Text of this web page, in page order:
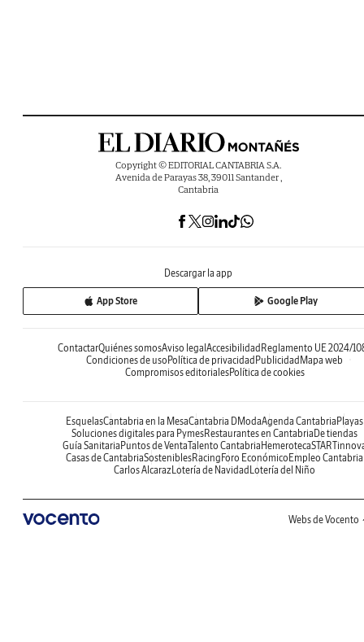
Copyright © EDITORIAL CANTABRIA S.A.
Avenida de Parayas 38, 39011 Santander ,
Cantabria
Descargar la app
App Store Google Play
ContactarQuiénes somosAviso legalAccesibilidadReglamento UE 2024/
Condiciones de usoPolítica de privacidadPublicidadMapa web
Compromisos editorialesPolítica de cookies
EsquelasCantabria en la MesaCantabria DModaAgenda CantabriaPlayas
Soluciones digitales para PymesRestaurantes en CantabriaDe tiendas
Guía SanitariaPuntos de VentaTalento CantabriaHemeroteca
Casas de CantabriaSosteniblesRacingForo EconómicoEmpleo Cantabria
Carlos AlcarazLotería de NavidadLotería del Niño
Webs de Vocento